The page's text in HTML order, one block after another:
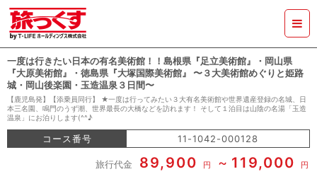
一度は行きたい日本の有名美術館！！島根県『足立美術館』・岡山県
『大原美術館』・徳島県『大塚国際美術館』 〜３大美術館めぐりと姫路
城・岡山後楽園・玉造温泉３日間〜
【鹿児島発】【添乗員同行】 ★一度は行ってみたい３大有名美術館や世界遺産登録の名城、日
本三名園、鳴門のうず潮、世界最長の大橋などを訪れます！ そして１泊目は山陰の名湯「玉造
温泉」にお泊りします(^^♪
コース番号 11-1042-000128
旅行代金 89,900 円 119,000
円